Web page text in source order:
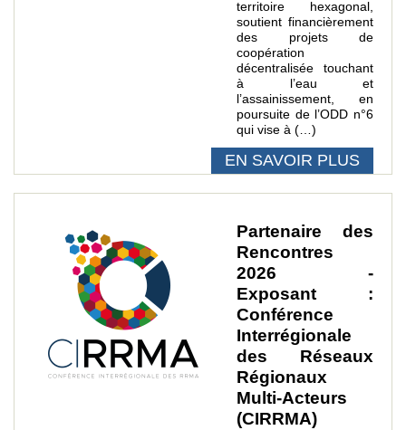
territoire hexagonal,
soutient financièrement
des projets de
coopération
décentralisée touchant
à l’eau et
l’assainissement, en
poursuite de l’ODD n°6
qui vise à (…)
EN SAVOIR PLUS
Partenaire des
Rencontres
2026 -
Exposant :
Conférence
Interrégionale
des Réseaux
Régionaux
Multi-Acteurs
(CIRRMA)